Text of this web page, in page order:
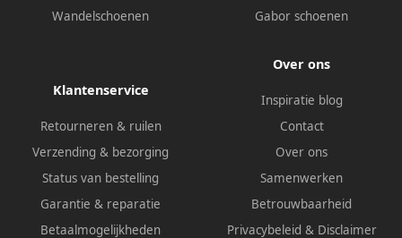
Wandelschoenen
Gabor schoenen
Klantenservice
Retourneren & ruilen
Verzending & bezorging
Status van bestelling
Garantie & reparatie
Betaalmogelijkheden
Over ons
Inspiratie blog
Contact
Over ons
Samenwerken
Betrouwbaarheid
Privacybeleid & Disclaimer